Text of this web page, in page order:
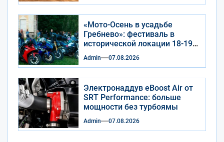
«Мото-Осень в усадьбе
Гребнево»: фестиваль в
исторической локации 18-19
сентября 2026 года
Admin 07.08.2026
Электронаддув eBoost Air от
SRT Performance: больше
мощности без турбоямы
Admin 07.08.2026